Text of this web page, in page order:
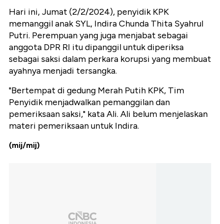
Hari ini, Jumat (2/2/2024), penyidik KPK
memanggil anak SYL, Indira Chunda Thita Syahrul
Putri. Perempuan yang juga menjabat sebagai
anggota DPR RI itu dipanggil untuk diperiksa
sebagai saksi dalam perkara korupsi yang membuat
ayahnya menjadi tersangka.
"Bertempat di gedung Merah Putih KPK, Tim
Penyidik menjadwalkan pemanggilan dan
pemeriksaan saksi," kata Ali. Ali belum menjelaskan
materi pemeriksaan untuk Indira.
(mij/mij)